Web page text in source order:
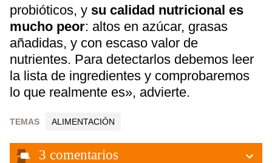
probióticos, y su calidad nutricional es
mucho peor: altos en azúcar, grasas
añadidas, y con escaso valor de
nutrientes. Para detectarlos debemos leer
la lista de ingredientes y comprobaremos
lo que realmente es», advierte.
TEMAS ALIMENTACIÓN
3 comentarios